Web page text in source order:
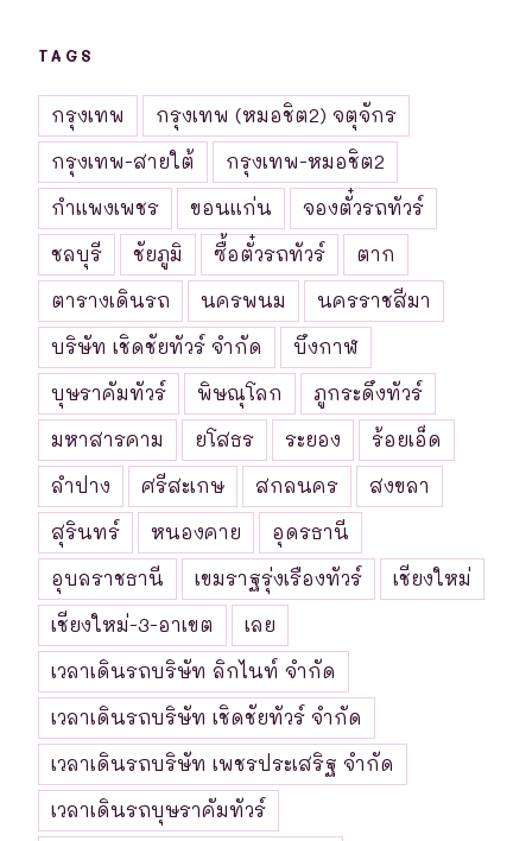
TAGS
กรุงเทพ
กรุงเทพ (หมอชิต2) จตุจักร
กรุงเทพ-สายใต้
กรุงเทพ-หมอชิต2
กำแพงเพชร
ขอนแก่น
จองตั๋วรถทัวร์
ชลบุรี
ชัยภูมิ ซื้อตั๋วรถทัวร์
ตาก
ตารางเดินรถ
นครพนม
นครราชสีมา
บริษัท เชิดชัยทัวร์ จำกัด
บึงกาฬ
บุษราคัมทัวร์
พิษณุโลก
ภูกระดึงทัวร์
มหาสารคาม
ยโสธร ระยอง
ร้อยเอ็ด
ลำปาง
ศรีสะเกษ สกลนคร
สงขลา
สุรินทร์
หนองคาย
อุดรธานี
อุบลราชธานี
เขมราฐรุ่งเรืองทัวร์
เชียงใหม่
เชียงใหม่-3-อาเขต
เลย
เวลาเดินรถบริษัท ลิกไนท์ จำกัด
เวลาเดินรถบริษัท เชิดชัยทัวร์ จำกัด
เวลาเดินรถบริษัท เพชรประเสริฐ จำกัด
เวลาเดินรถบุษราคัมทัวร์